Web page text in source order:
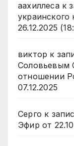
аахиллесак
26.12.2025
виктор к
Соловьевым
отношении
07.12.2025
Серго к
Эфир от